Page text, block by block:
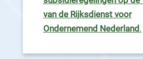
van de Rijksdienst voor
Ondernemend Nederland.